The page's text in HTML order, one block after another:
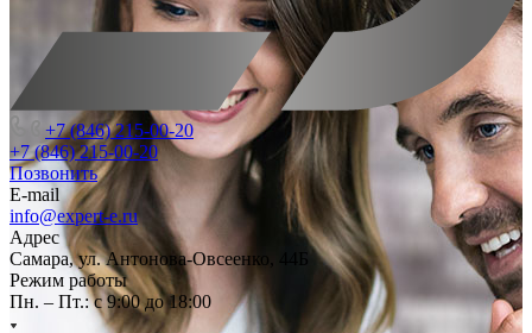
+7 (846) 215-00-20
+7 (846) 215-00-20
Позвонить
E-mail
info@expert-e.ru
Адрес
Самара, ул. Антонова-Овсеенко, 44Б
Режим работы
Пн. – Пт.: с 9:00 до 18:00